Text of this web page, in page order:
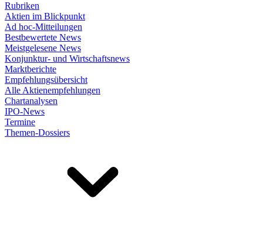
Rubriken
Aktien im Blickpunkt
Ad hoc-Mitteilungen
Bestbewertete News
Meistgelesene News
Konjunktur- und Wirtschaftsnews
Marktberichte
Empfehlungsübersicht
Alle Aktienempfehlungen
Chartanalysen
IPO-News
Termine
Themen-Dossiers